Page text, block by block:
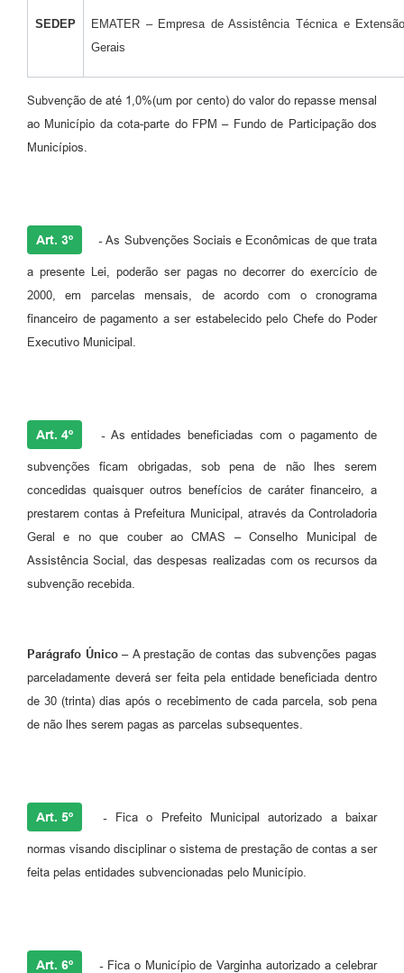
SEDEP
EMATER – Empresa de Assistência Técnica e
Gerais
Subvenção de até 1,0%(um por cento) do valor do repasse mensal
ao Município da cota-parte do FPM – Fundo de Participação dos
Municípios.
Art. 3º -As Subvenções Sociais e Econômicas de que trata
a presente Lei, poderão ser pagas no decorrer do exercício de
2000, em parcelas mensais, de acordo com o cronograma
financeiro de pagamento a ser estabelecido pelo Chefe do Poder
Executivo Municipal.
Art. 4º - As entidades beneficiadas com o pagamento de
subvenções ficam obrigadas, sob pena de não lhes serem
concedidas quaisquer outros benefícios de caráter financeiro, a
prestarem contas à Prefeitura Municipal, através da Controladoria
Geral e no que couber ao CMAS – Conselho Municipal de
Assistência Social, das despesas realizadas com os recursos da
subvenção recebida.
Parágrafo Único – A prestação de contas das subvenções pagas
parceladamente deverá ser feita pela entidade beneficiada dentro
de 30 (trinta) dias após o recebimento de cada parcela, sob pena
de não lhes serem pagas as parcelas subsequentes.
Art. 5º - Fica o Prefeito Municipal autorizado a baixar
normas visando disciplinar o sistema de prestação de contas a ser
feita pelas entidades subvencionadas pelo Município.
Art. 6º - Fica o Município de Varginha autorizado a celebrar